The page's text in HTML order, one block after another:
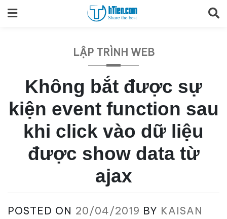
to
LẬP TRÌNH WEB
Không bắt được sự
kiện event function sau
khi click vào dữ liệu
được show data từ
ajax
POSTED ON 20/04/2019 BY KAISAN